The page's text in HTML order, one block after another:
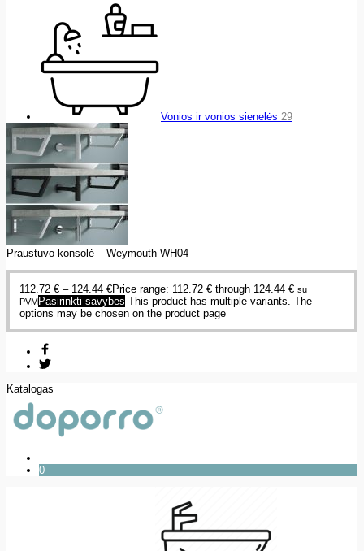
Vonios ir vonios sienelės 29
Praustuvo konsolė – Weymouth WH04
112.72 € – 124.44 €Price range: 112.72 € through 124.44 € su
PVM Pasirinkti savybes This product has multiple variants. The
options may be chosen on the product page
Katalogas
0